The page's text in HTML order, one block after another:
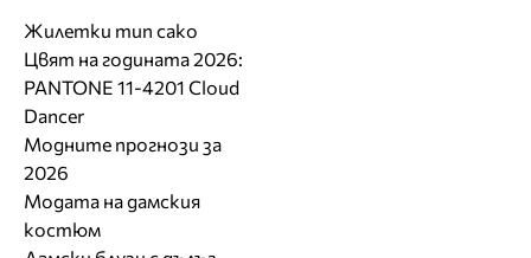
Жилетки тип сако
Цвят на годината 2026:
PANTONE 11-4201 Cloud
Dancer
Модните прогнози за
2026
Модата на дамския
костюм